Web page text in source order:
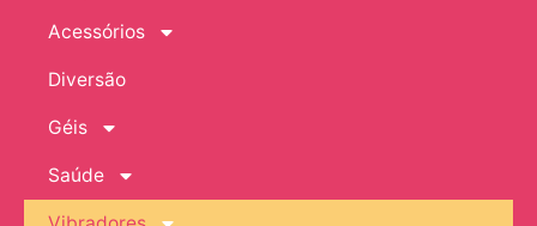
Acessórios
Diversão
Géis
Saúde